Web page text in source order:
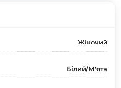
Жіночий
Білий/М'ята